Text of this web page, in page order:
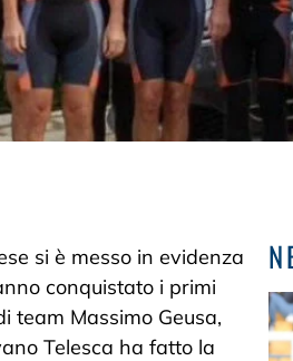
si è messo in evidenza
conquistato i primi
team Massimo Geusa,
Telesca ha fatto la